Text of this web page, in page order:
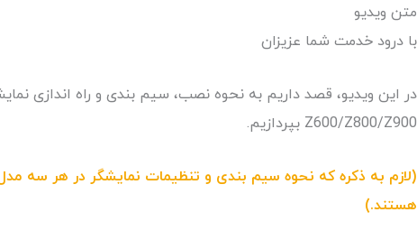
متن ویدیو
با درود خدمت شما عزیزان
Z600/Z800/Z900 بپردازیم.
هستند.)